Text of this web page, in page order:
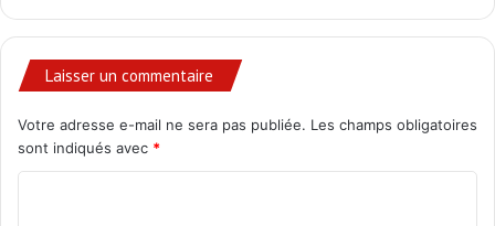
Laisser un commentaire
Votre adresse e-mail ne sera pas publiée. Les champs obligatoires
sont indiqués avec *